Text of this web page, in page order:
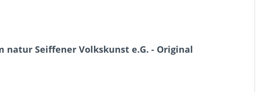
Seiffener Volkskunst e.G. - Original